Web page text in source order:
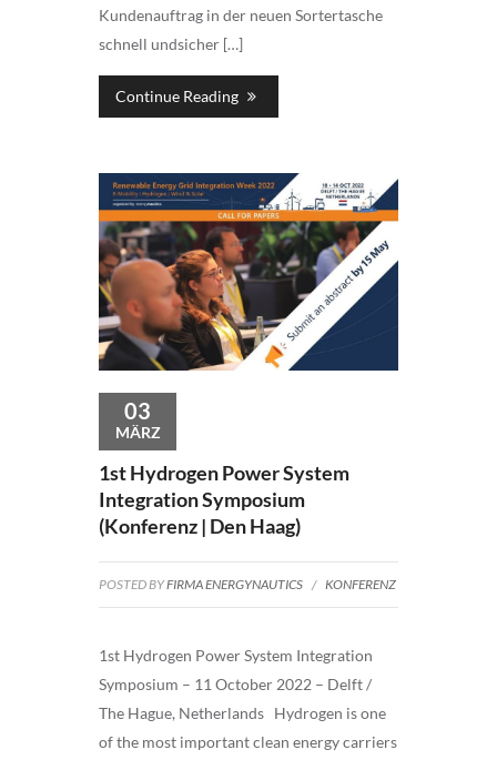
Kundenauftrag in der neuen Sortertasche
schnell undsicher […]
Continue Reading
03
MÄRZ
1st Hydrogen Power System
Integration Symposium
(Konferenz | Den Haag)
POSTED BYFIRMA ENERGYNAUTICS / KONFERENZ
1st Hydrogen Power System Integration
Symposium – 11 October 2022 – Delft /
The Hague, Netherlands Hydrogen is one
of the most important clean energy carriers